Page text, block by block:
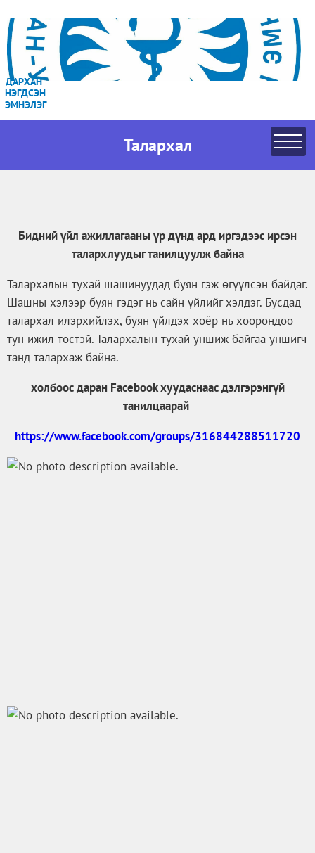
ДАРХАН
НЭГДСЭН
ЭМНЭЛЭГ
Талархал
Бидний үйл ажиллагааны үр дүнд ард иргэдээс ирсэн
талархлуудыг танилцуулж байна
Талархалын тухай шашинуудад буян гэж өгүүлсэн байдаг.
Шашны хэлээр буян гэдэг нь сайн үйлийг хэлдэг. Бусдад
талархал илэрхийлэх, буян үйлдэх хоёр нь хоорондоо
тун ижил төстэй. Талархалын тухай уншиж байгаа уншигч
танд талархаж байна.
холбоос даран Facebook хуудаснаас дэлгэрэнгүй
танилцаарай
https://www.facebook.com/groups/316844288511720